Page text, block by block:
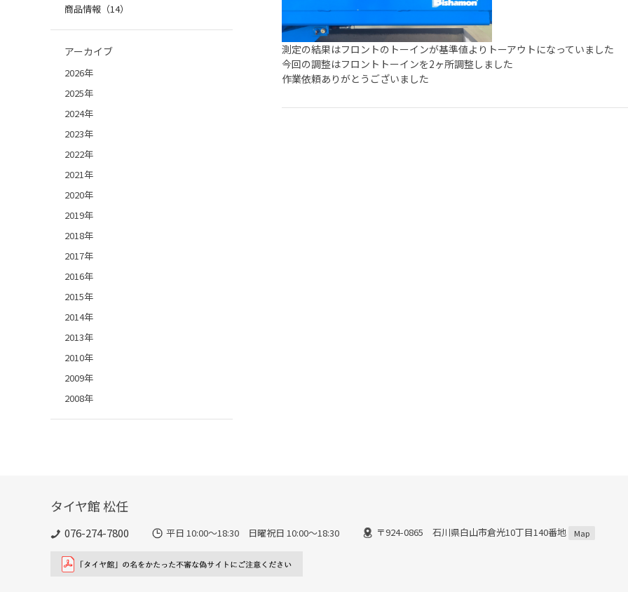
測定の結果はフロントのトーインが基準値よりトーアウトになっていました
今回の調整はフロントトーインを2ヶ所調整しました
作業依頼ありがとうございました
商品情報（14）
アーカイブ
2026年
2025年
2024年
2023年
2022年
2021年
2020年
2019年
2018年
2017年
2016年
2015年
2014年
2013年
2010年
2009年
2008年
タイヤ館 松任
076-274-7800 平日 10:00～18:30 日曜祝日 10:00～18:30 〒924-0865 石川県白山市倉光10丁目140番地 Map